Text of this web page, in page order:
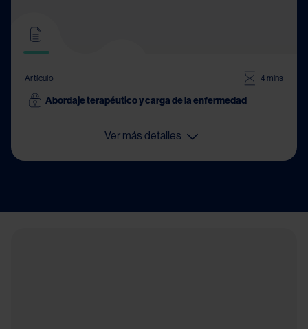
Artículo 4 mins
Abordaje terapéutico y carga de la enfermedad
Ver más detalles